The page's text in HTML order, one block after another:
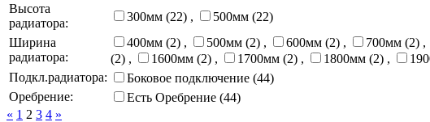
Высота
радиатора:
300мм (22) ,
500мм (22)
Ширина
радиатора:
400мм (2) , 500мм (2) , 600мм (2) , 700мм (2) ,
(2) , 1600мм (2) , 1700мм (2) , 1800мм (2) ,
Подкл.радиатора:
Боковое подключение (44)
Оребрение:
Есть Оребрение (44)
« 1 2 3 4 »